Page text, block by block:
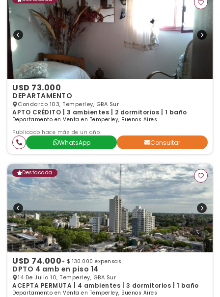
USD 73.000
DEPARTAMENTO
Condarco 103, Temperley, GBA Sur
APTO CRÉDITO | 3 ambientes | 2 dormitorios | 1 baño
Departamento en Venta en Temperley, Buenos Aires
Publicado hace más de un año
WhatsApp Consultar
Destacada
USD 74.000+ $ 130.000 expensas
DPTO 4 amb en piso 14
14 De Julio 10, Temperley, GBA Sur
ACEPTA PERMUTA | 4 ambientes | 3 dormitorios | 1 baño
Departamento en Venta en Temperley, Buenos Aires